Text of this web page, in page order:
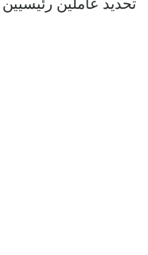
تحديد عاملين رئيسيين